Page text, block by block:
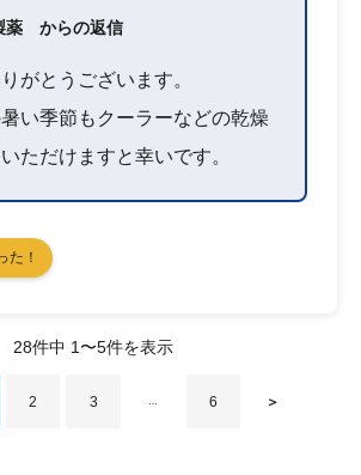
薬 からの返信
がとうございます。
い季節もクーラーなどの乾燥
ただけますと幸いです。
た！
28件中 1〜5件を表示
2 3 … 6 ＞